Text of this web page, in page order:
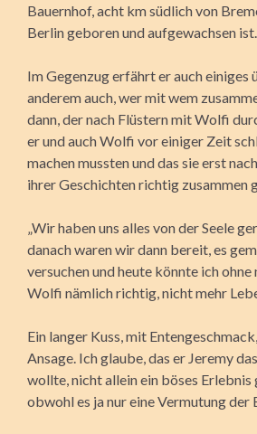
Bauernhof, acht km südlich von
Berlin geboren und aufgewachsen ist.
Im Gegenzug erfährt er auch einiges
anderem auch, wer mit wem
dann, der nach Flüstern mit Wolfi
er und auch Wolfi vor einiger Zeit
machen mussten und das sie erst
ihrer Geschichten richtig zusammen
„Wir haben uns alles von der Seele
danach waren wir dann bereit, es
versuchen und heute könnte ich
Wolfi nämlich richtig, nicht mehr
Ein langer Kuss, mit
Ansage. Ich glaube, das er Jeremy
wollte, nicht allein ein böses Erlebnis
obwohl es ja nur eine Vermutung der